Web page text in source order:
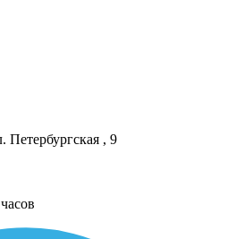
Петербургская , 9